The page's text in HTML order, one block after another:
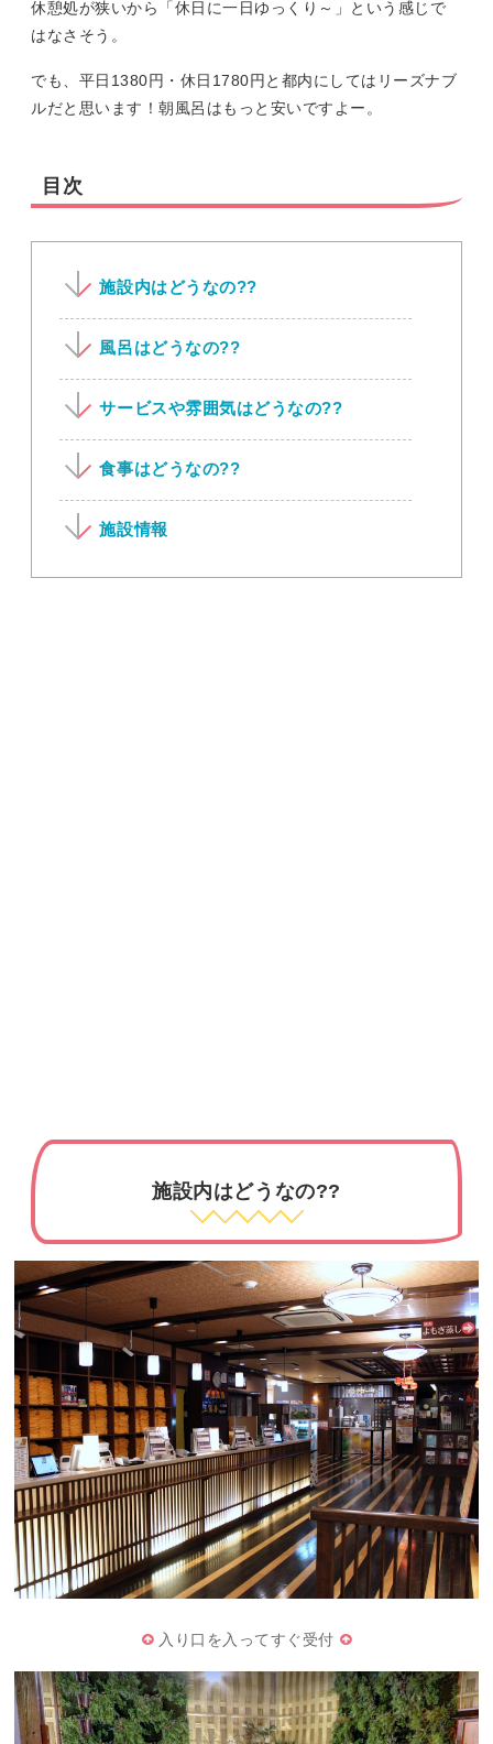
休憩処が狭いから「休日に一日ゆっくり～」という感じで
はなさそう。
でも、平日1380円・休日1780円と都内にしてはリーズナブ
ルだと思います！朝風呂はもっと安いですよー。
目次
施設内はどうなの??
風呂はどうなの??
サービスや雰囲気はどうなの??
食事はどうなの??
施設情報
施設内はどうなの??
入り口を入ってすぐ受付